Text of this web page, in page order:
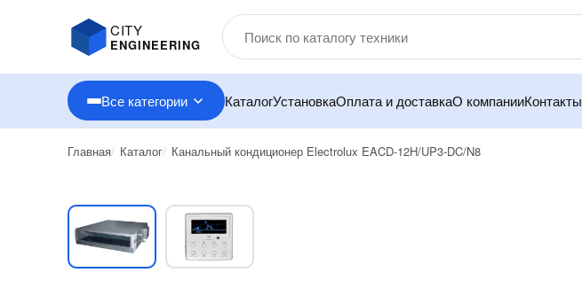
CITY
ENGINEERING
Все категории КаталогУстановкаОплата и доставкаО компанииКонтакты
Главная Каталог Канальный кондиционер Electrolux EACD-12H/UP3-DC/N8